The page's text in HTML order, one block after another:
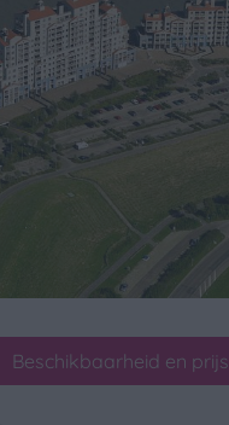
Beschikbaarheid en prijs